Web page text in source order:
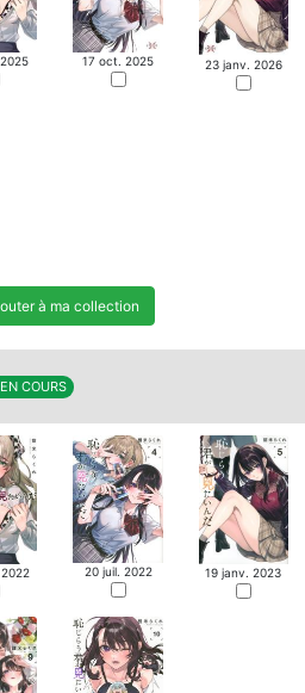
17 oct. 2025 23 janv. 2026
à ma collection
COURS
20 juil. 2022 19 janv. 2023